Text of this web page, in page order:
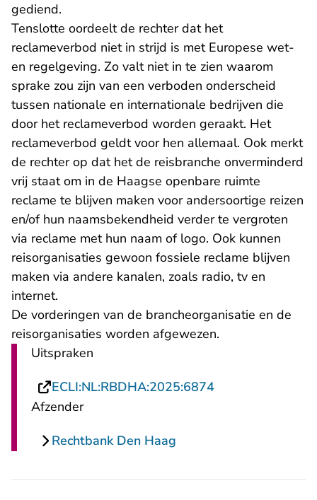
gediend.
Tenslotte oordeelt de rechter dat het
reclameverbod niet in strijd is met Europese wet-
en regelgeving. Zo valt niet in te zien waarom
sprake zou zijn van een verboden onderscheid
tussen nationale en internationale bedrijven die
door het reclameverbod worden geraakt. Het
reclameverbod geldt voor hen allemaal. Ook merkt
de rechter op dat het de reisbranche onverminderd
vrij staat om in de Haagse openbare ruimte
reclame te blijven maken voor andersoortige reizen
en/of hun naamsbekendheid verder te vergroten
via reclame met hun naam of logo. Ook kunnen
reisorganisaties gewoon fossiele reclame blijven
maken via andere kanalen, zoals radio, tv en
internet.
De vorderingen van de brancheorganisatie en de
reisorganisaties worden afgewezen.
Uitspraken
ECLI:NL:RBDHA:2025:6874- U verlaat
Afzender
Rechtbank Den Haag